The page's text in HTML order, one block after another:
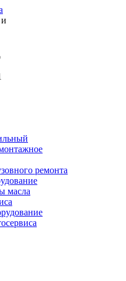
и
ремонта
масла